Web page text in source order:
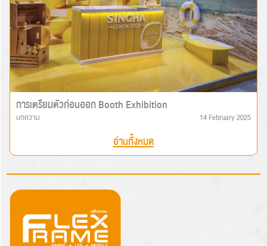
การเตรียมตัวก่อนออก Booth Exhibition
บทความ 14 February 2025
อ่านทั้งหมด